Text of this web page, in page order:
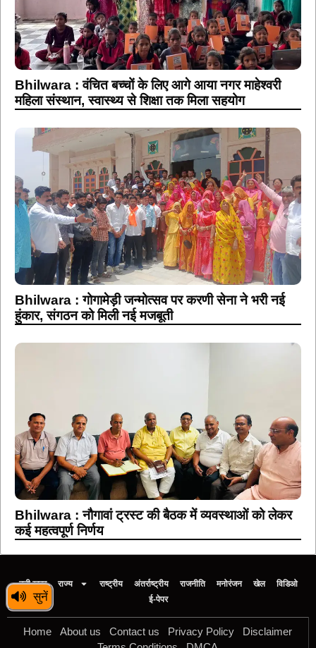
सुनें
Bhilwara : वंचित बच्चों के लिए आगे आया नगर माहेश्वरी
महिला संस्थान, स्वास्थ्य से शिक्षा तक मिला सहयोग
Bhilwara : गोगामेड़ी जन्मोत्सव पर करणी सेना ने भरी नई
हुंकार, संगठन को मिली नई मजबूती
Bhilwara : नौगावां ट्रस्ट की बैठक में व्यवस्थाओं को लेकर
कई महत्वपूर्ण निर्णय
बड़ी खबर राज्य राष्ट्रीय अंतर्राष्ट्रीय राजनीति मनोरंजन खेल
विडिओ
ई-पेपर
Home About us Contact us Privacy Policy
Disclaimer